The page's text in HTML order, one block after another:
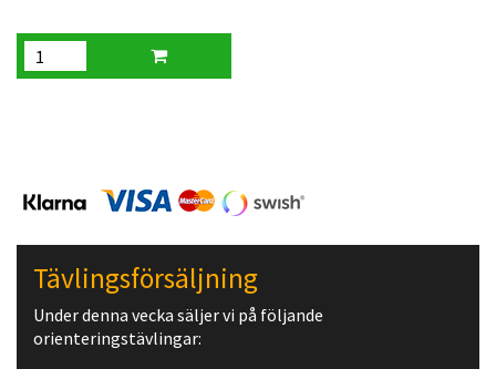
Tävlingsförsäljning
Under denna vecka säljer vi på följande
orienteringstävlingar: